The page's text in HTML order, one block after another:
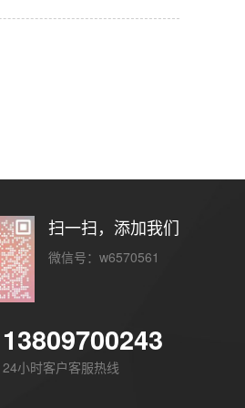
扫一扫，添加我们
微信号：w6570561
13809700243
24小时客户客服热线